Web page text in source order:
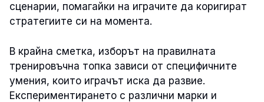
сценарии, помагайки на играчите да коригират
стратегиите си на момента.
В крайна сметка, изборът на правилната
тренировъчна топка зависи от специфичните
умения, които играчът иска да развие.
Експериментирането с различни марки и